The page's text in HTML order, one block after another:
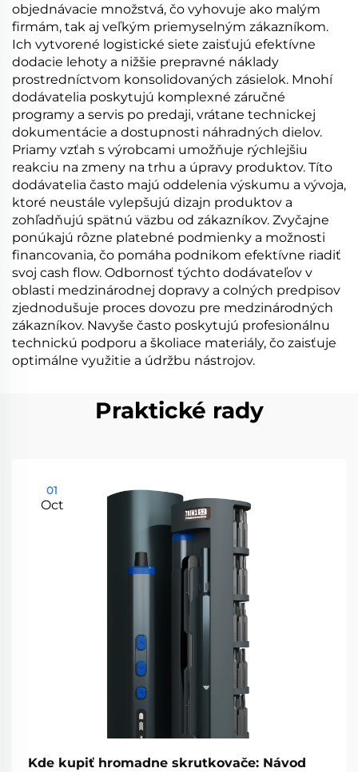
objednávacie množstvá, čo vyhovuje ako malým
firmám, tak aj veľkým priemyselným zákazníkom.
Ich vytvorené logistické siete zaisťujú efektívne
dodacie lehoty a nižšie prepravné náklady
prostredníctvom konsolidovaných zásielok. Mnohí
dodávatelia poskytujú komplexné záručné
programy a servis po predaji, vrátane technickej
dokumentácie a dostupnosti náhradných dielov.
Priamy vzťah s výrobcami umožňuje rýchlejšiu
reakciu na zmeny na trhu a úpravy produktov. Títo
dodávatelia často majú oddelenia výskumu a vývoja,
ktoré neustále vylepšujú dizajn produktov a
zohľadňujú spätnú väzbu od zákazníkov. Zvyčajne
ponúkajú rôzne platebné podmienky a možnosti
financovania, čo pomáha podnikom efektívne riadiť
svoj cash flow. Odbornosť týchto dodávateľov v
oblasti medzinárodnej dopravy a colných predpisov
zjednodušuje proces dovozu pre medzinárodných
zákazníkov. Navyše často poskytujú profesionálnu
technickú podporu a školiace materiály, čo zaisťuje
optimálne využitie a údržbu nástrojov.
Praktické rady
01
Oct
Kde kupiť hromadne skrutkovače: Návod